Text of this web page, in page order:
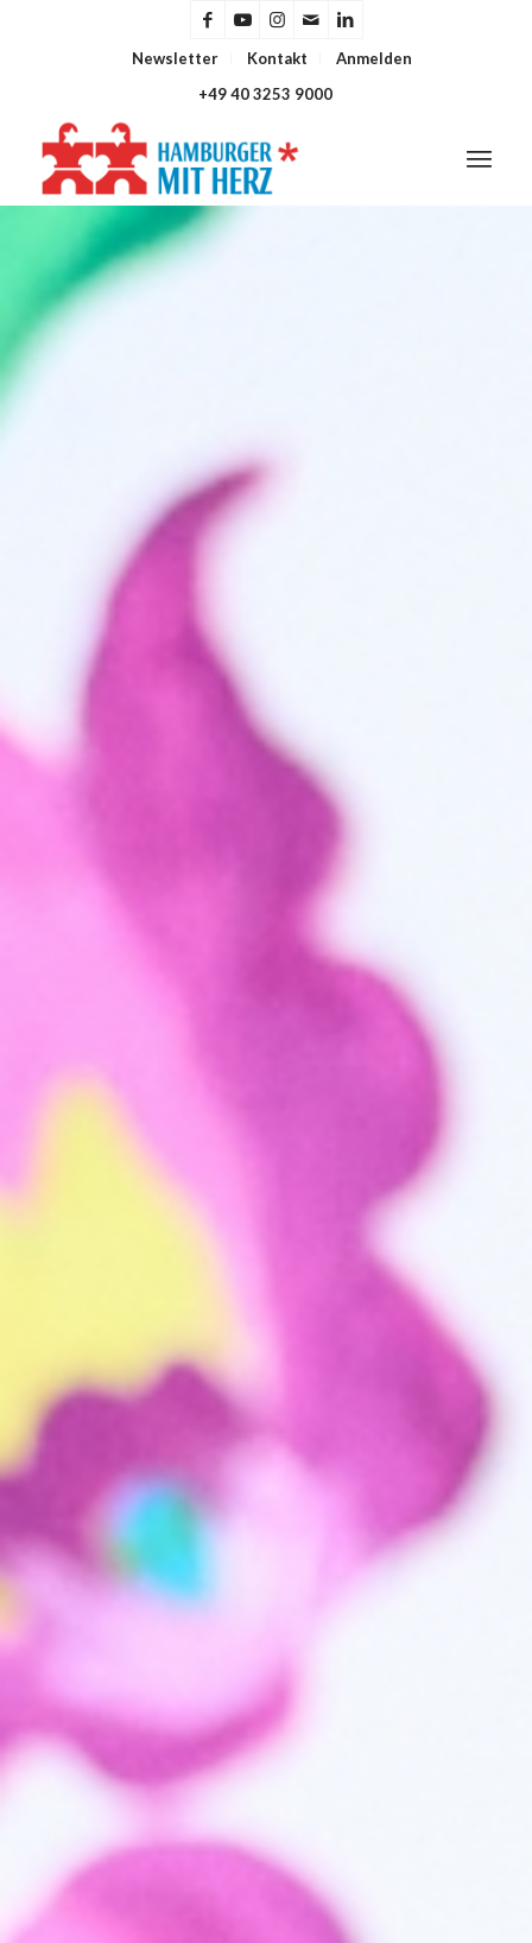
Newsletter Kontakt
Anmelden
+49 40 3253 9000